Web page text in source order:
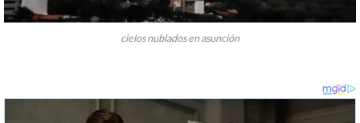
cielos nublados en asunción